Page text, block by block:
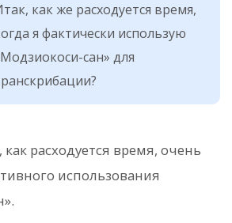
как же расходуется время,
я фактически использую
сан» для
расходуется время, очень
использования